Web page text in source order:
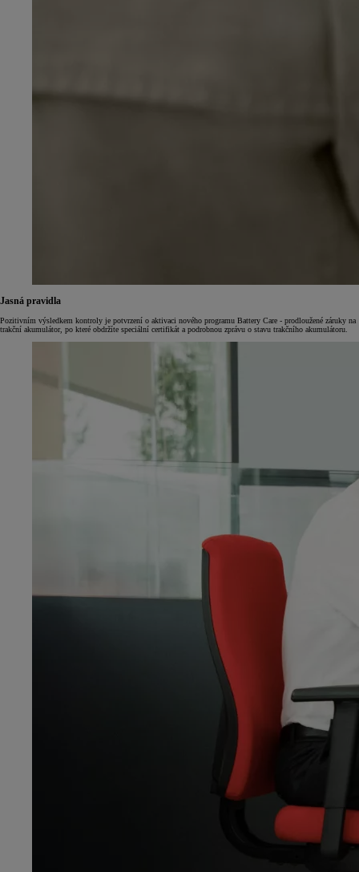
Jasná pravidla
Pozitivním výsledkem kontroly je potvrzení o aktivaci nového programu Battery Care - prodloužené záruky na
trakční akumulátor, po které obdržíte speciální certifikát a podrobnou zprávu o stavu trakčního akumulátoru.